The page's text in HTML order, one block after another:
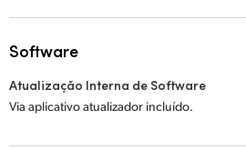
Software
Atualização Interna de Software
Via aplicativo atualizador incluído.